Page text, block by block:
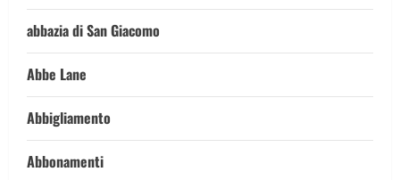
abbazia di San Giacomo
Abbe Lane
Abbigliamento
Abbonamenti